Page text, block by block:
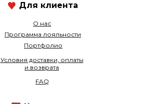
О нас
Программа лояльности
Портфолио
Условия доставки, оплаты
и возврата
FAQ
Для клиента